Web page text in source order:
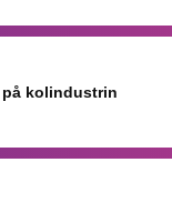
på kolindustrin